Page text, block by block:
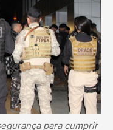
para cumprir